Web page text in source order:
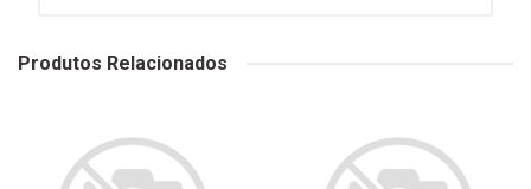
Produtos Relacionados